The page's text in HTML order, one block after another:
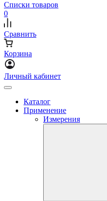
Списки товаров
0
Сравнить
Корзина
Личный кабинет
Каталог
Применение
Измерения